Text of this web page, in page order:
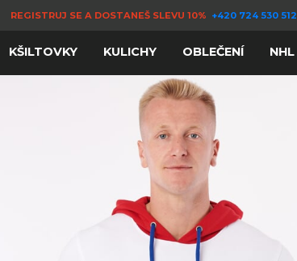
REGISTRUJ SE A DOSTANEŠ SLEVU 10% +420 724 530 512
KŠILTOVKY KULICHY OBLEČENÍ NHL